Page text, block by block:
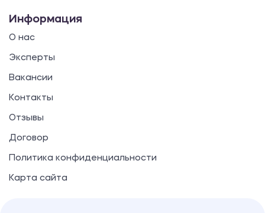
Информация
О нас
Эксперты
Вакансии
Контакты
Отзывы
Договор
Политика конфиденциальности
Карта сайта